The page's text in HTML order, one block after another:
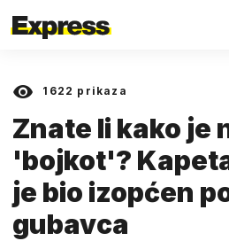
1622 prikaza
Znate li kako je
'bojkot'?
je bio izopćen
gubavca